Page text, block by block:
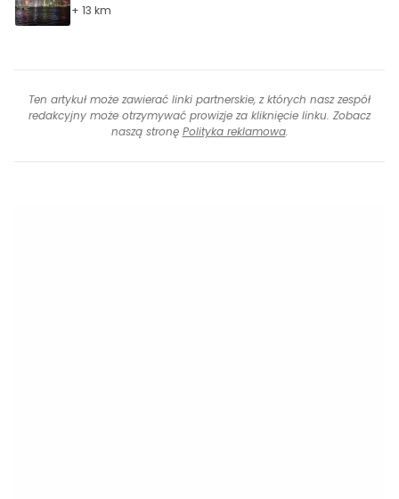
+ 13 km
Ten artykuł może zawierać linki partnerskie, z których nasz zespół
redakcyjny może otrzymywać prowizje za kliknięcie linku. Zobacz
naszą stronę Polityka reklamowa.